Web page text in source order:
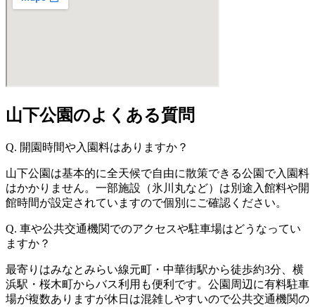
山下公園のよくある質問
Q. 開園時間や入園料はありますか？
山下公園は基本的に全天候で自由に散策できる公園で入園料
はかかりません。一部施設（氷川丸など）は別途入館料や開
館時間が設定されていますので個別にご確認ください。
Q. 車や公共交通機関でのアクセスや駐車場はどうなってい
ますか？
最寄りはみなとみらい線元町・中華街駅から徒歩約3分、横
浜駅・桜木町からバス利用も便利です。公園周辺に有料駐車
場が複数ありますが休日は混雑しやすいので公共交通機関の